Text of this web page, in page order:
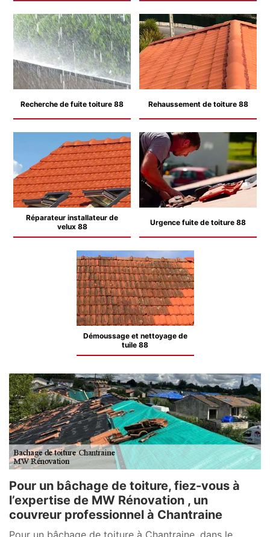
Recherche de fuite toiture 88 Rehaussement de toiture 88
Réparateur installateur de
velux 88
Urgence fuite de toiture 88
Démoussage et nettoyage de
tuile 88
Pour un bâchage de toiture, fiez-vous à
l’expertise de MW Rénovation , un
couvreur professionnel à Chantraine
Pour un bâchage de toiture à Chantraine, dans le